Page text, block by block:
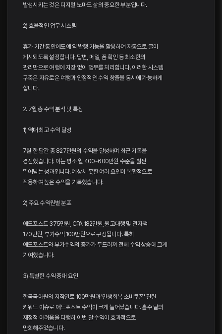
발생시키는 것은 디지털 노마드 삶의 중요한 부분입니다.
2) 효율적인 업무 시스템
휴가 기간 동안에도 예약 발행 기능을 활용하여 자동으로 글이
게시되도록 설정합니다. 답변, 메일, 폼 확인 등 최소한의
관리만으로 여행에 지장 없이 업무를 처리합니다. 이러한 시스템
구축은 자유로운 여행과 안정적인 수익 창출을 동시에 가능하게
합니다.
2. 7월 총 수익 분석 및 특징
1) 역대 최고 수익 달성
7월 한 달간 총 827만원의 수익을 달성하며 최근 기록을
경신했습니다. 이는 평소 월 400~600만원 수준을 훨씬
뛰어넘는 성과입니다. 예상치 못한 여러 요인이 복합적으로
작용하여 높은 수익을 기록했습니다.
2) 주요 수익원별 분포
애드포스트 375만원, CPA 182만원, 원고대행 및 전자책
170만원, 부가수익 100만원으로 구성됩니다. 특히
애드포스트와 부가수익의 증가가 두드러져 전체 수익 상승에 크게
기여했습니다.
3) 특별한 수익 증대 요인
한국국어원의 저작권료 100만원과 '민생회복 소비쿠폰' 관련
키워드 이슈로 애드포스트 수익이 크게 늘어났습니다. 홀수 달의
재정적 어려움을 다행히 이번 달 수익이 효과적으로
만회해주었습니다.